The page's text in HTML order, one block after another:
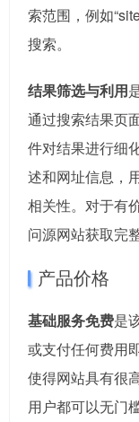
索范围，例如
搜索。
结果筛选与利用
通过搜索结果页
件对结果进行细
述和网址信息，
相关性。对于有
问源网站获取完
产品价格
基础服务免费是
或支付任何费用
使得网站具有很
用户都可以无门